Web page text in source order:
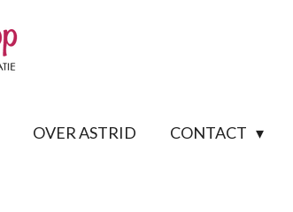
OVER ASTRID CONTACT